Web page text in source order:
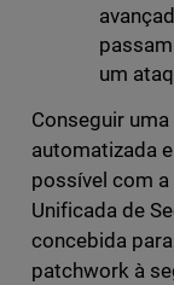
um
Conseguir
automatizada
possível com
Unificada de
concebida
patchwork à